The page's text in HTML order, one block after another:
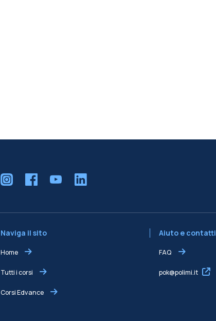
Naviga il sito
Home
Tutti i corsi
Corsi Edvance
Aiuto e contatti
FAQ
pok@polimi.it